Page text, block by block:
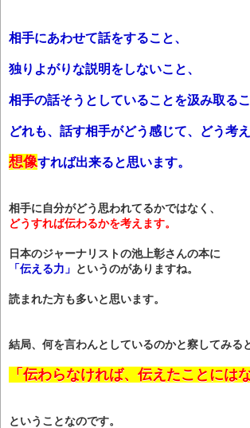
相手にあわせて話をすること、
独りよがりな説明をしないこと、
相手の話そうとしていることを汲み取る
どれも、話す相手がどう感じて、どう考
想像すれば出来ると思います。
相手に自分がどう思われてるかではなく、
どうすれば伝わるかを考えます。
日本のジャーナリストの池上彰さんの本に
「伝える力」 というのがありますね。
読まれた方も多いと思います。
結局、何を言わんとしているのかと察してみる
「伝わらなければ、伝えたことには
ということなのです。